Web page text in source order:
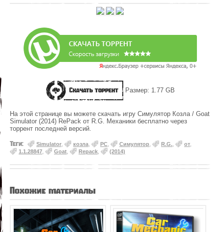
Скачать торрент Размер: 1.77 GB
На этой странице вы можете скачать игру Симулятор Козла / Goat
Simulator (2014) RePack от R.G. Механики бесплатно через
торрент последней версий.
Теги: Simulator козла PC Симулятор R.G. от
1.1.28847
Goat Repack (2014)
Похожие материалы